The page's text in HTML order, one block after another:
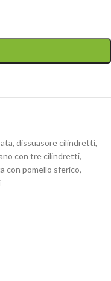
, dissuasore cilindretti,
con tre cilindretti,
con pomello sferico,